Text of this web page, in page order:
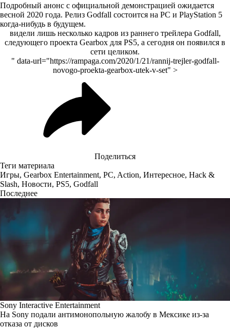
Подробный анонс с официальной демонстрацией ожидается
весной 2020 года. Релиз Godfall состоится на PC и PlayStation 5
когда-нибудь в будущем.
видели лишь несколько кадров из раннего трейлера Godfall,
следующего проекта Gearbox для PS5, а сегодня он появился в
сети целиком.
" data-url="https://rampaga.com/2020/1/21/rannij-trejler-godfall-
novogo-proekta-gearbox-utek-v-set" >
Поделиться
Теги материала
Игры, Gearbox Entertainment, PC, Action, Интересное, Hack &
Slash, Новости, PS5, Godfall
Последнее
Sony Interactive Entertainment
На Sony подали антимонопольную жалобу в Мексике из-за
отказа от дисков